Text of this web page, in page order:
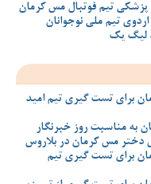
پزشکی تیم فوتبال مس کرمان
تیم ملی نوجوانان
لیگ یک
برای تست گیری تیم امید
به مناسبت روز خبرنگار
دختر مس کرمان در بلاروس
برای تست گیری تیم